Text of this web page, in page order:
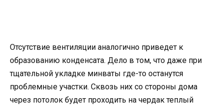
Отсутствие вентиляции аналогично приведет к
образованию конденсата. Дело в том, что даже при
тщательной укладке минваты где-то останутся
проблемные участки. Сквозь них со стороны дома
через потолок будет проходить на чердак теплый